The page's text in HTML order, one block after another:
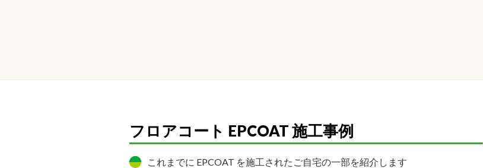
フロアコート EPCOAT 施工事例
これまでに EPCOAT を施工されたご自宅の一部を紹介します